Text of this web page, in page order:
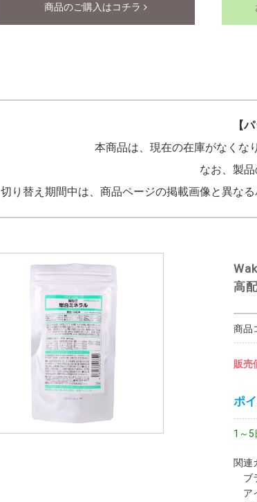
商品のご購入はコチラ
【
本商品は、現在の在庫がなくな
なお、製
切り替え期間中は、商品ページの掲載画像と異な
高
商品
販売
ポ
1～5
関連
ブ
ア